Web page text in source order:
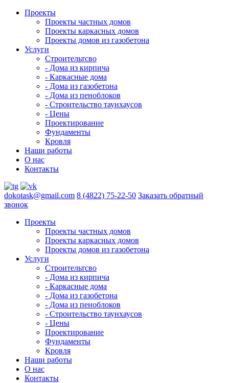
Проекты
Проекты частных домов
Проекты каркасных домов
Проекты домов из газобетона
Услуги
Строительтсво
- Дома из кирпича
- Каркасные дома
- Дома из газобетона
- Дома из пеноблоков
- Строительство таунхаусов
- Цены
Проектирование
Фундаменты
Кровля
Наши работы
О нас
Контакты
dokotask@gmail.com 8 (4822) 75-22-50 Заказать обратный
звонок
Проекты
Проекты частных домов
Проекты каркасных домов
Проекты домов из газобетона
Услуги
Строительтсво
- Дома из кирпича
- Каркасные дома
- Дома из газобетона
- Дома из пеноблоков
- Строительство таунхаусов
- Цены
Проектирование
Фундаменты
Кровля
Наши работы
О нас
Контакты